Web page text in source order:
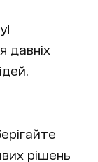
давніх
рішень